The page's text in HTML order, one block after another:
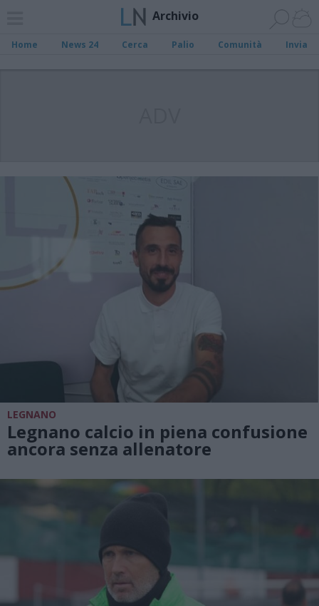
Archivio
Home News 24 Cerca Palio Comunità Invia
LEGNANO
Legnano calcio in piena confusione
ancora senza allenatore